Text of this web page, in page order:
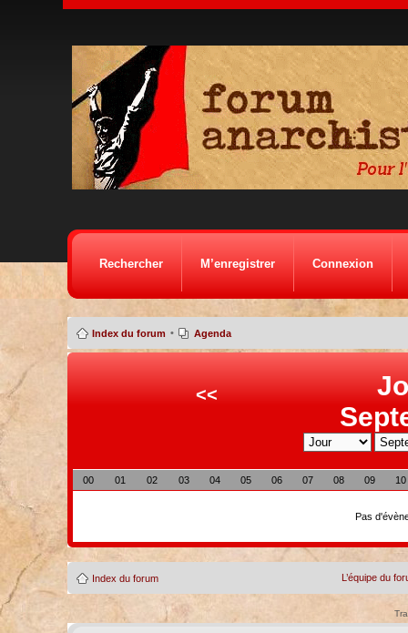
Rechercher M’enregistrer Connexion
Index du forum • Agenda
<<
00 01 02 03 04 05 06 07 08 09 10
Pas
Index du forum L’équipe du